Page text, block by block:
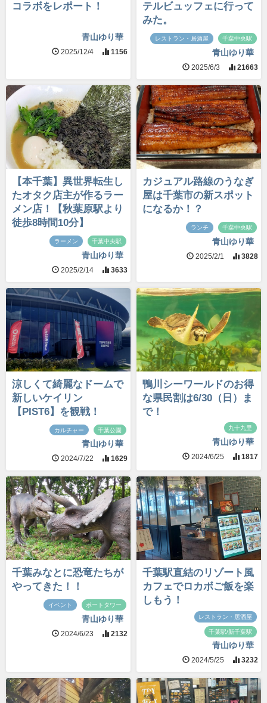
コラボをレポート！
青山ゆり華
2025/12/4 1156
テルビュッフェに行って
みた。
レストラン・居酒屋 千葉中央駅
青山ゆり華
2025/6/3 21663
【本千葉】異世界転生し
たオタク店主が作るラー
メン店！【秋葉原駅より
徒歩8時間10分】
ラーメン 千葉中央駅
青山ゆり華
2025/2/14 3633
カジュアル路線のうなぎ
屋は千葉市の新スポット
になるか！？
ランチ 千葉中央駅
青山ゆり華
2025/2/1 3828
涼しくて綺麗なドームで
新しいケイリン
【PIST6】を観戦！
カルチャー 千葉公園
青山ゆり華
2024/7/22 1629
鴨川シーワールドのお得
な県民割は6/30（日）ま
で！
九十九里
青山ゆり華
2024/6/25 1817
千葉みなとに恐竜たちが
やってきた！！
イベント ポートタワー
青山ゆり華
2024/6/23 2132
千葉駅直結のリゾート風
カフェでロカボご飯を楽
しもう！
レストラン・居酒屋
千葉駅/新千葉駅
青山ゆり華
2024/5/25 3232